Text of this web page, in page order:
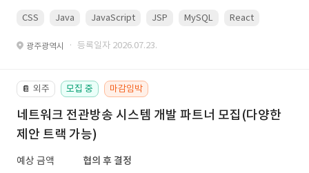
CSS Java JavaScript JSP MySQL React
광주광역시 · 등록일자 2026.07.23.
📔 외주 모집 중 마감임박
네트워크 전관방송 시스템 개발 파트너 모집(다양한
제안 트랙 가능)
예상 금액
협의 후 결정